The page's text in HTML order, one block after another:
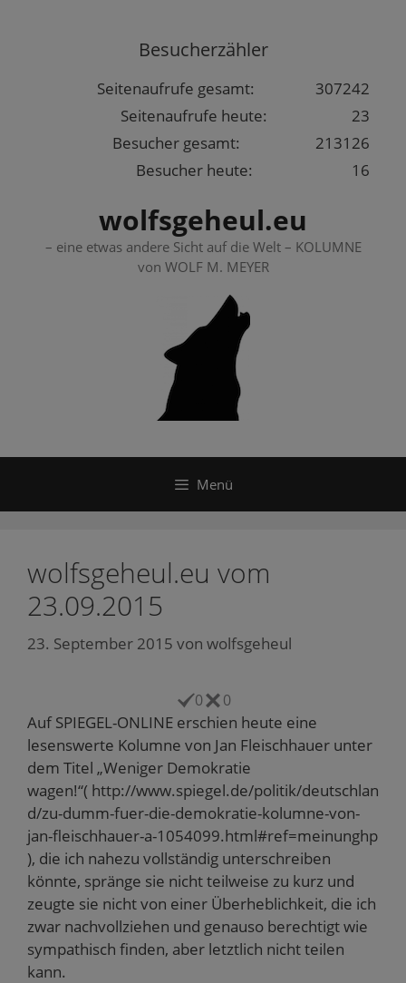
Besucherzähler
307242
Seitenaufrufe gesamt:
23
Seitenaufrufe heute:
213126
Besucher gesamt:
16
Besucher heute:
wolfsgeheul.eu
– eine etwas andere Sicht auf die Welt – KOLUMNE
von WOLF M. MEYER
Menü
wolfsgeheul.eu vom
23.09.2015
23. September 2015 von wolfsgeheul
0 0
Auf SPIEGEL-ONLINE erschien heute eine
lesenswerte Kolumne von Jan Fleischhauer unter
dem Titel „Weniger Demokratie
wagen!“( http://www.spiegel.de/politik/deutschlan
d/zu-dumm-fuer-die-demokratie-kolumne-von-
jan-fleischhauer-a-1054099.html#ref=meinunghp
), die ich nahezu vollständig unterschreiben
könnte, spränge sie nicht teilweise zu kurz und
zeugte sie nicht von einer Überheblichkeit, die ich
zwar nachvollziehen und genauso berechtigt wie
sympathisch finden, aber letztlich nicht teilen
kann.